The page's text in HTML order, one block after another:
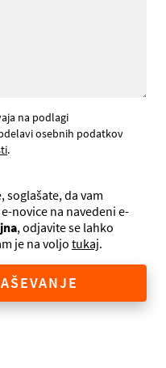
na podlagi
osebnih podatkov
.
da vam
novice na navedeni e-
, odjavite se lahko
je na voljo tukaj.